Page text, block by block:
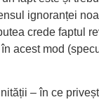
ignoranței
crede faptul
acest mod
– în ce